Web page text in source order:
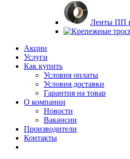
Ленты ПП
Акции
Услуги
Как купить
Условия оплаты
Условия доставки
Гарантия на товар
О компании
Новости
Вакансии
Производители
Контакты